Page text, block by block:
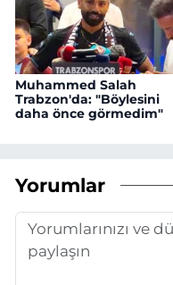
Muhammed Salah
Trabzon'da: "Böylesini
daha önce görmedim"
Yorumlar